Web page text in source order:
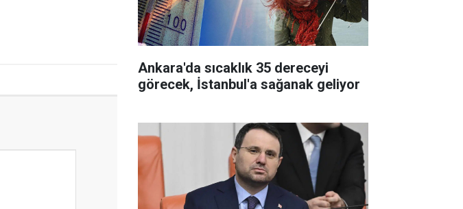
Ankara'da sıcaklık 35 dereceyi
görecek, İstanbul'a sağanak geliyor